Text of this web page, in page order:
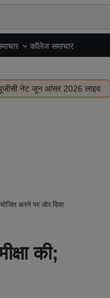
कॉलेज समाचार
नेट जून आंसर 2026 लाइव
करने पर जोर दिया
की;